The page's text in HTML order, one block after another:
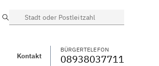
WECHSELN
Suche
Kontakt
BÜRGERTELEFON
08938037711